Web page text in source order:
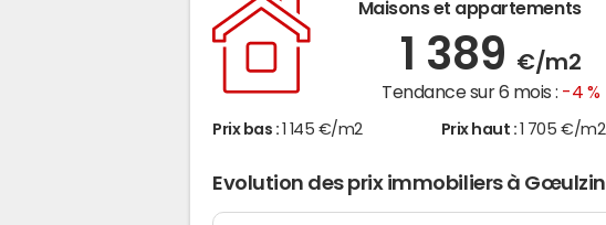
Maisons et appartements
1 389 €/m2
Tendance sur 6 mois : -4 %
Prix bas : 1 145 €/m2 Prix haut : 1 705 €/m2
Evolution des prix immobiliers à Gœulzin